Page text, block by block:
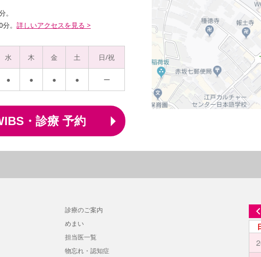
。
。 詳しいアクセスを見る >
水 木 金 土 日/祝
● ● ● ● ー
・診療 予約
診療のご案内
めまい
担当医一覧
物忘れ・認知症